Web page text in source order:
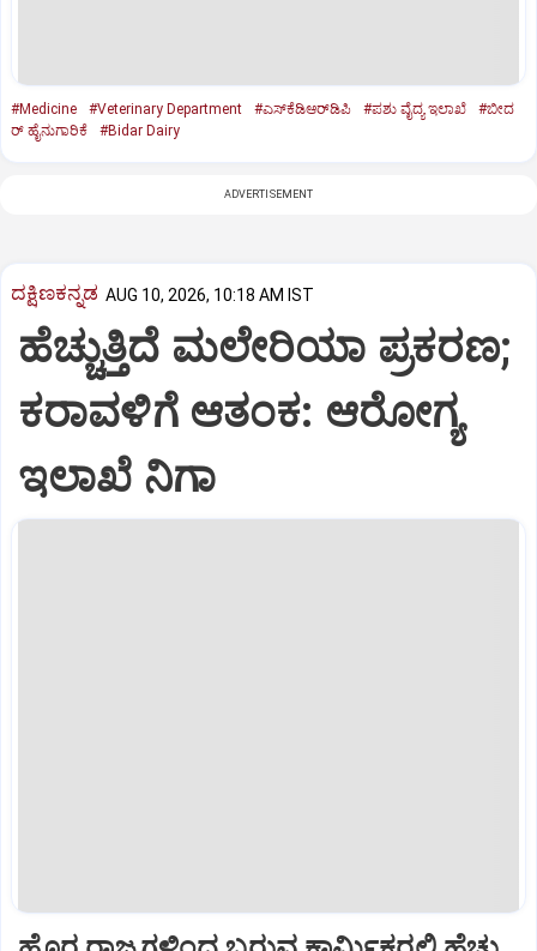
#Medicine #Veterinary Department #ಎಸ್‌ಕೆಡಿಆರ್‌ಡಿಪಿ #ಪಶು ವೈದ್ಯ ಇಲಾಖೆ
#ಬೀದ
ರ್‌ ಹೈನುಗಾರಿಕೆ
#Bidar Dairy
ADVERTISEMENT
ದಕ್ಷಿಣಕನ್ನಡ AUG 10, 2026, 10:18 AM IST
ಹೆಚ್ಚುತ್ತಿದೆ ಮಲೇರಿಯಾ ಪ್ರಕರಣ;
ಕರಾವಳಿಗೆ ಆತಂಕ: ಆರೋಗ್ಯ
ಇಲಾಖೆ ನಿಗಾ